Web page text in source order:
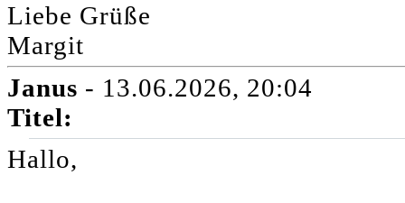
Liebe Grüße
Margit
Janus - 13.06.2026, 20:04
Titel:
Hallo,